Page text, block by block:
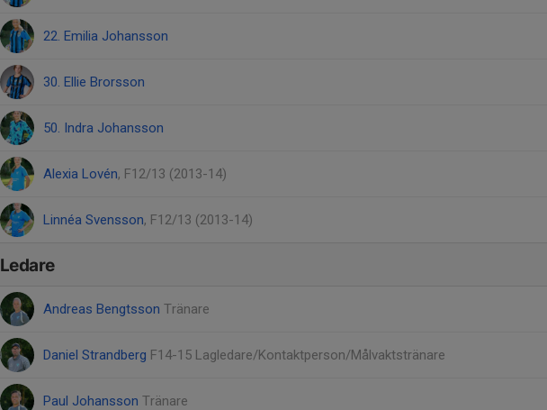
22. Emilia Johansson
30. Ellie Brorsson
50. Indra Johansson
Alexia Lovén, F12/13 (2013-14)
Linnéa Svensson, F12/13 (2013-14)
Ledare
Andreas Bengtsson Tränare
Daniel Strandberg F14-15 Lagledare/Kontaktperson/Målvaktstränare
Paul Johansson Tränare